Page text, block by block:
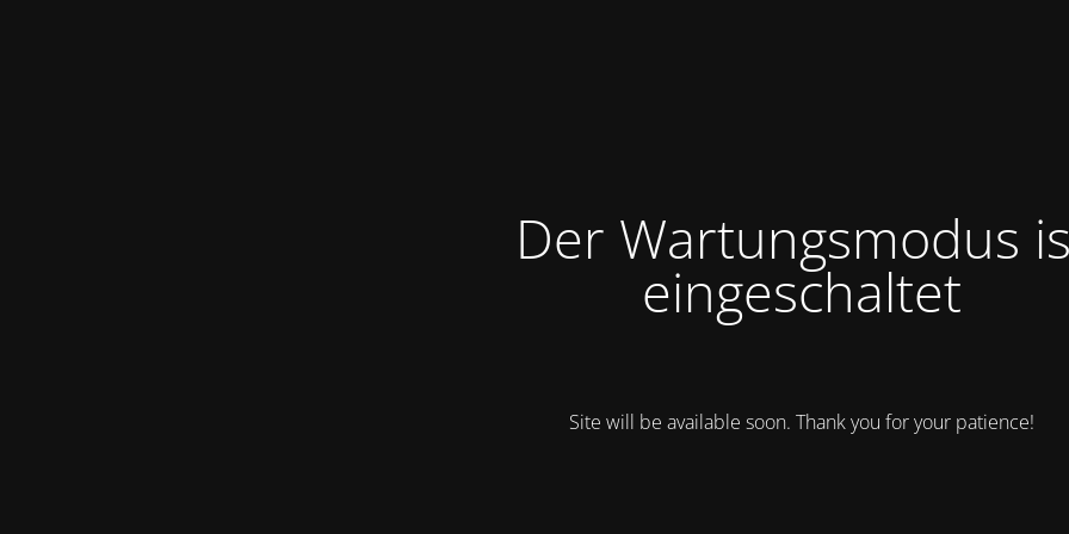
Der Wartungsmodus
eingeschaltet
Site will be available soon. Thank you for your patience!